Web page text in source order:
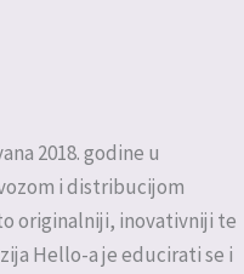
2018. godine u
i distribucijom
originalniji, inovativniji te
Hello-a je educirati se i